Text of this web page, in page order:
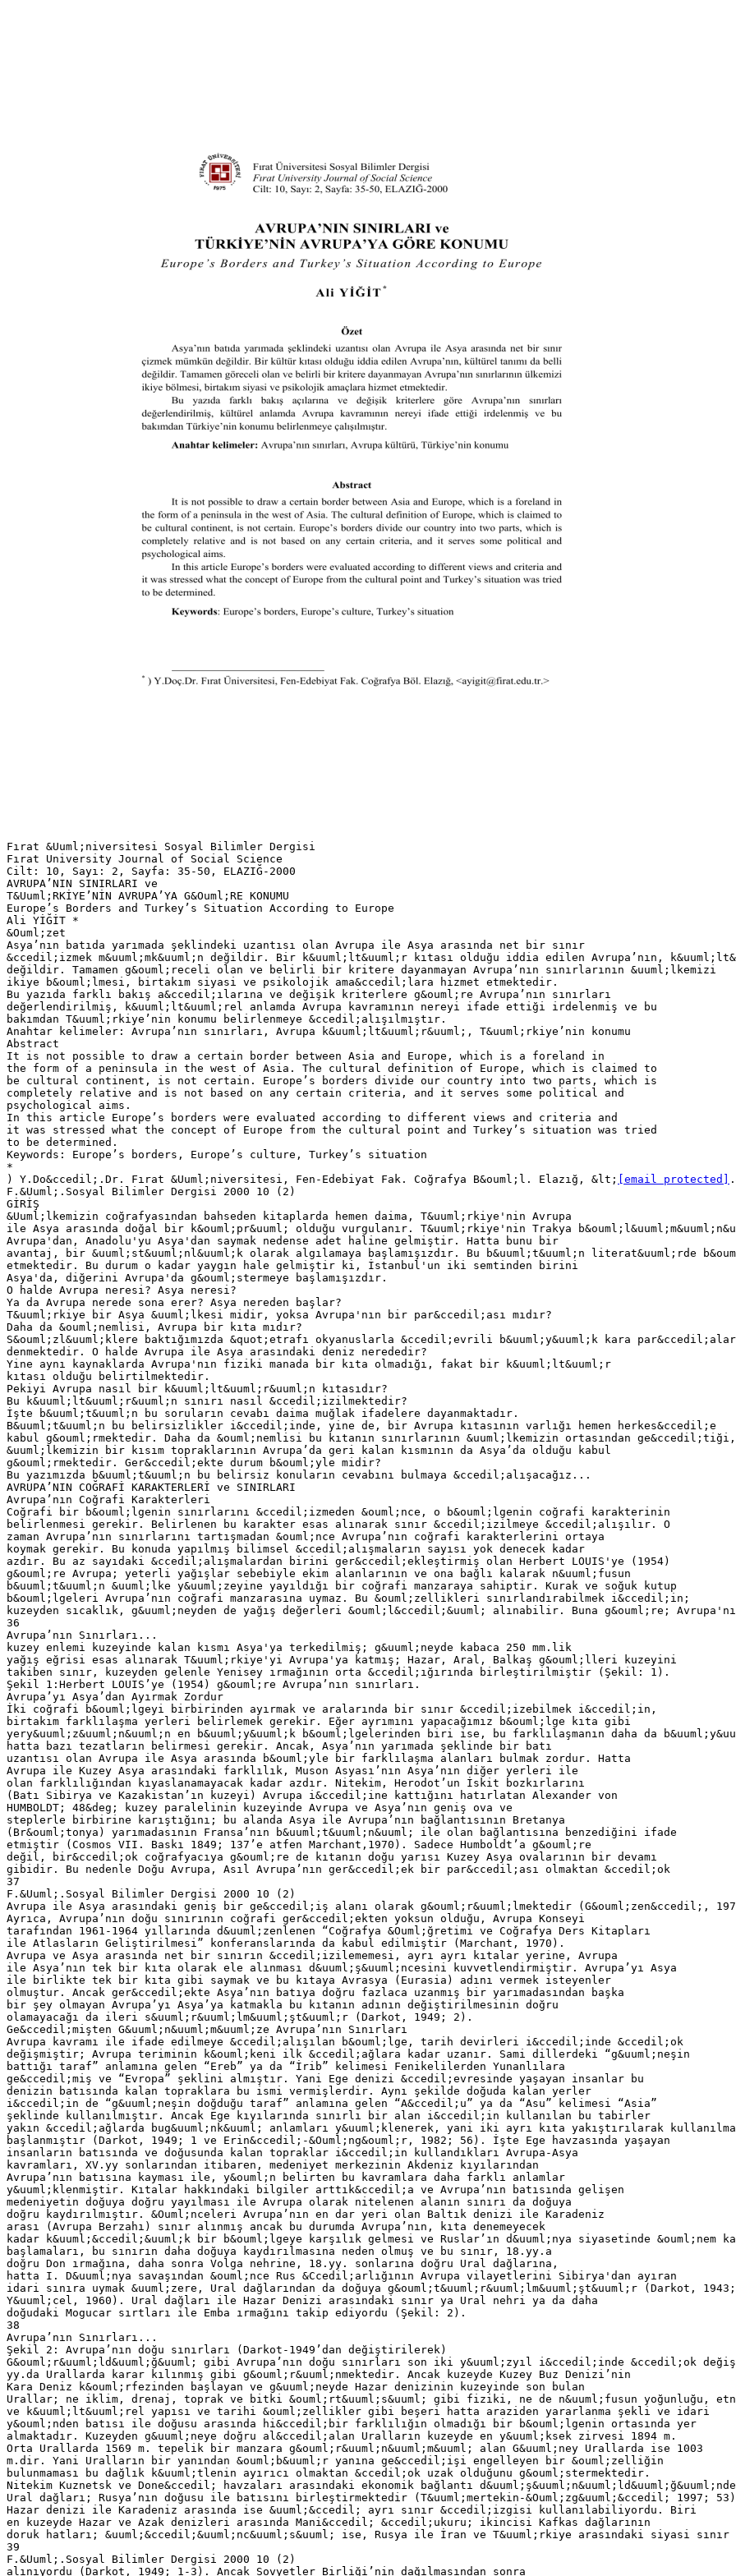
Fırat &Uuml;niversitesi Sosyal Bilimler Dergisi
Fırat University Journal of Social Science
Cilt: 10, Sayı: 2, Sayfa: 35-50, ELAZIĞ-2000
AVRUPA’NIN SINIRLARI ve
T&Uuml;RKİYE’NİN AVRUPA’YA G&Ouml;RE KONUMU
Europe’s Borders and Turkey’s Situation According to Europe
Ali YİĞİT *
&Ouml;zet
Asya’nın batıda yarımada şeklindeki uzantısı olan Avrupa ile Asya arasında net bir sınır
&ccedil;izmek m&uuml;mk&uuml;n değildir. Bir k&uuml;lt&uuml;r kıtası olduğu iddia edilen Avrupa’nın,
değildir. Tamamen g&ouml;receli olan ve belirli bir kritere dayanmayan Avrupa’nın sınırlarının &uuml;lkemizi
ikiye b&ouml;lmesi, birtakım siyasi ve psikolojik ama&ccedil;lara hizmet etmektedir.
Bu yazıda farklı bakış a&ccedil;ılarına ve değişik kriterlere g&ouml;re Avrupa’nın sınırları
değerlendirilmiş, k&uuml;lt&uuml;rel anlamda Avrupa kavramının nereyi ifade ettiği irdelenmiş ve bu
bakımdan T&uuml;rkiye’nin konumu belirlenmeye &ccedil;alışılmıştır.
Anahtar kelimeler: Avrupa’nın sınırları, Avrupa k&uuml;lt&uuml;r&uuml;, T&uuml;rkiye’nin konumu
Abstract
It is not possible to draw a certain border between Asia and Europe, which is a foreland in
the form of a peninsula in the west of Asia. The cultural definition of Europe, which is claimed to
be cultural continent, is not certain. Europe’s borders divide our country into two parts, which is
completely relative and is not based on any certain criteria, and it serves some political and
psychological aims.
In this article Europe’s borders were evaluated according to different views and criteria and
it was stressed what the concept of Europe from the cultural point and Turkey’s situation was tried
to be determined.
Keywords: Europe’s borders, Europe’s culture, Turkey’s situation
*
) Y.Do&ccedil;.Dr. Fırat &Uuml;niversitesi, Fen-Edebiyat Fak. Coğrafya B&ouml;l. Elazığ, &lt;
[email protected] .&gt; F.&Uuml;.Sosyal Bilimler Dergisi 2000 10 (2) GİRİŞ &Uuml;lkemizin coğrafyasından bahseden kitaplarda hemen daima, T&uuml;rkiye'nin Avrupa ile Asya arasında doğal bir k&ouml;pr&uuml; olduğu vurgulanır. T&uuml;rkiye'nin Trakya b&ouml;l&uuml;m&uuml;n&uuml; Avrupa'dan, Anadolu'yu Asya'dan saymak nedense adet haline gelmiştir. Hatta bunu bir avantaj, bir &uuml;st&uuml;nl&uuml;k olarak algılamaya başlamışızdır. Bu b&uuml;t&uuml;n literat&uuml;rde b&ouml;yle devam etmektedir. Bu durum o kadar yaygın hale gelmiştir ki, İstanbul'un iki semtinden birini Asya'da, diğerini Avrupa'da g&ouml;stermeye başlamışızdır. O halde Avrupa neresi? Asya neresi? Ya da Avrupa nerede sona erer? Asya nereden başlar? T&uuml;rkiye bir Asya &uuml;lkesi midir, yoksa Avrupa'nın bir par&ccedil;ası mıdır? Daha da &ouml;nemlisi, Avrupa bir kıta mıdır? S&ouml;zl&uuml;klere